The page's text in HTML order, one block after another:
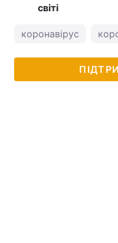
світі
коронавірус